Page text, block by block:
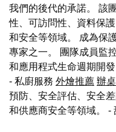
我們的後代的承諾。 該
性、可訪問性、資料保
和安全等領域。 成為保
專家之一。 團隊成員監
和應用程式生命週期開
- 私廚服務 外燴推薦 辦
預防、安全評估、安全
和供應商安全等領域。 -